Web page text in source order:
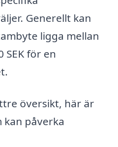
Generellt kan
ligga mellan
SEK för en
översikt, här är
kan påverka